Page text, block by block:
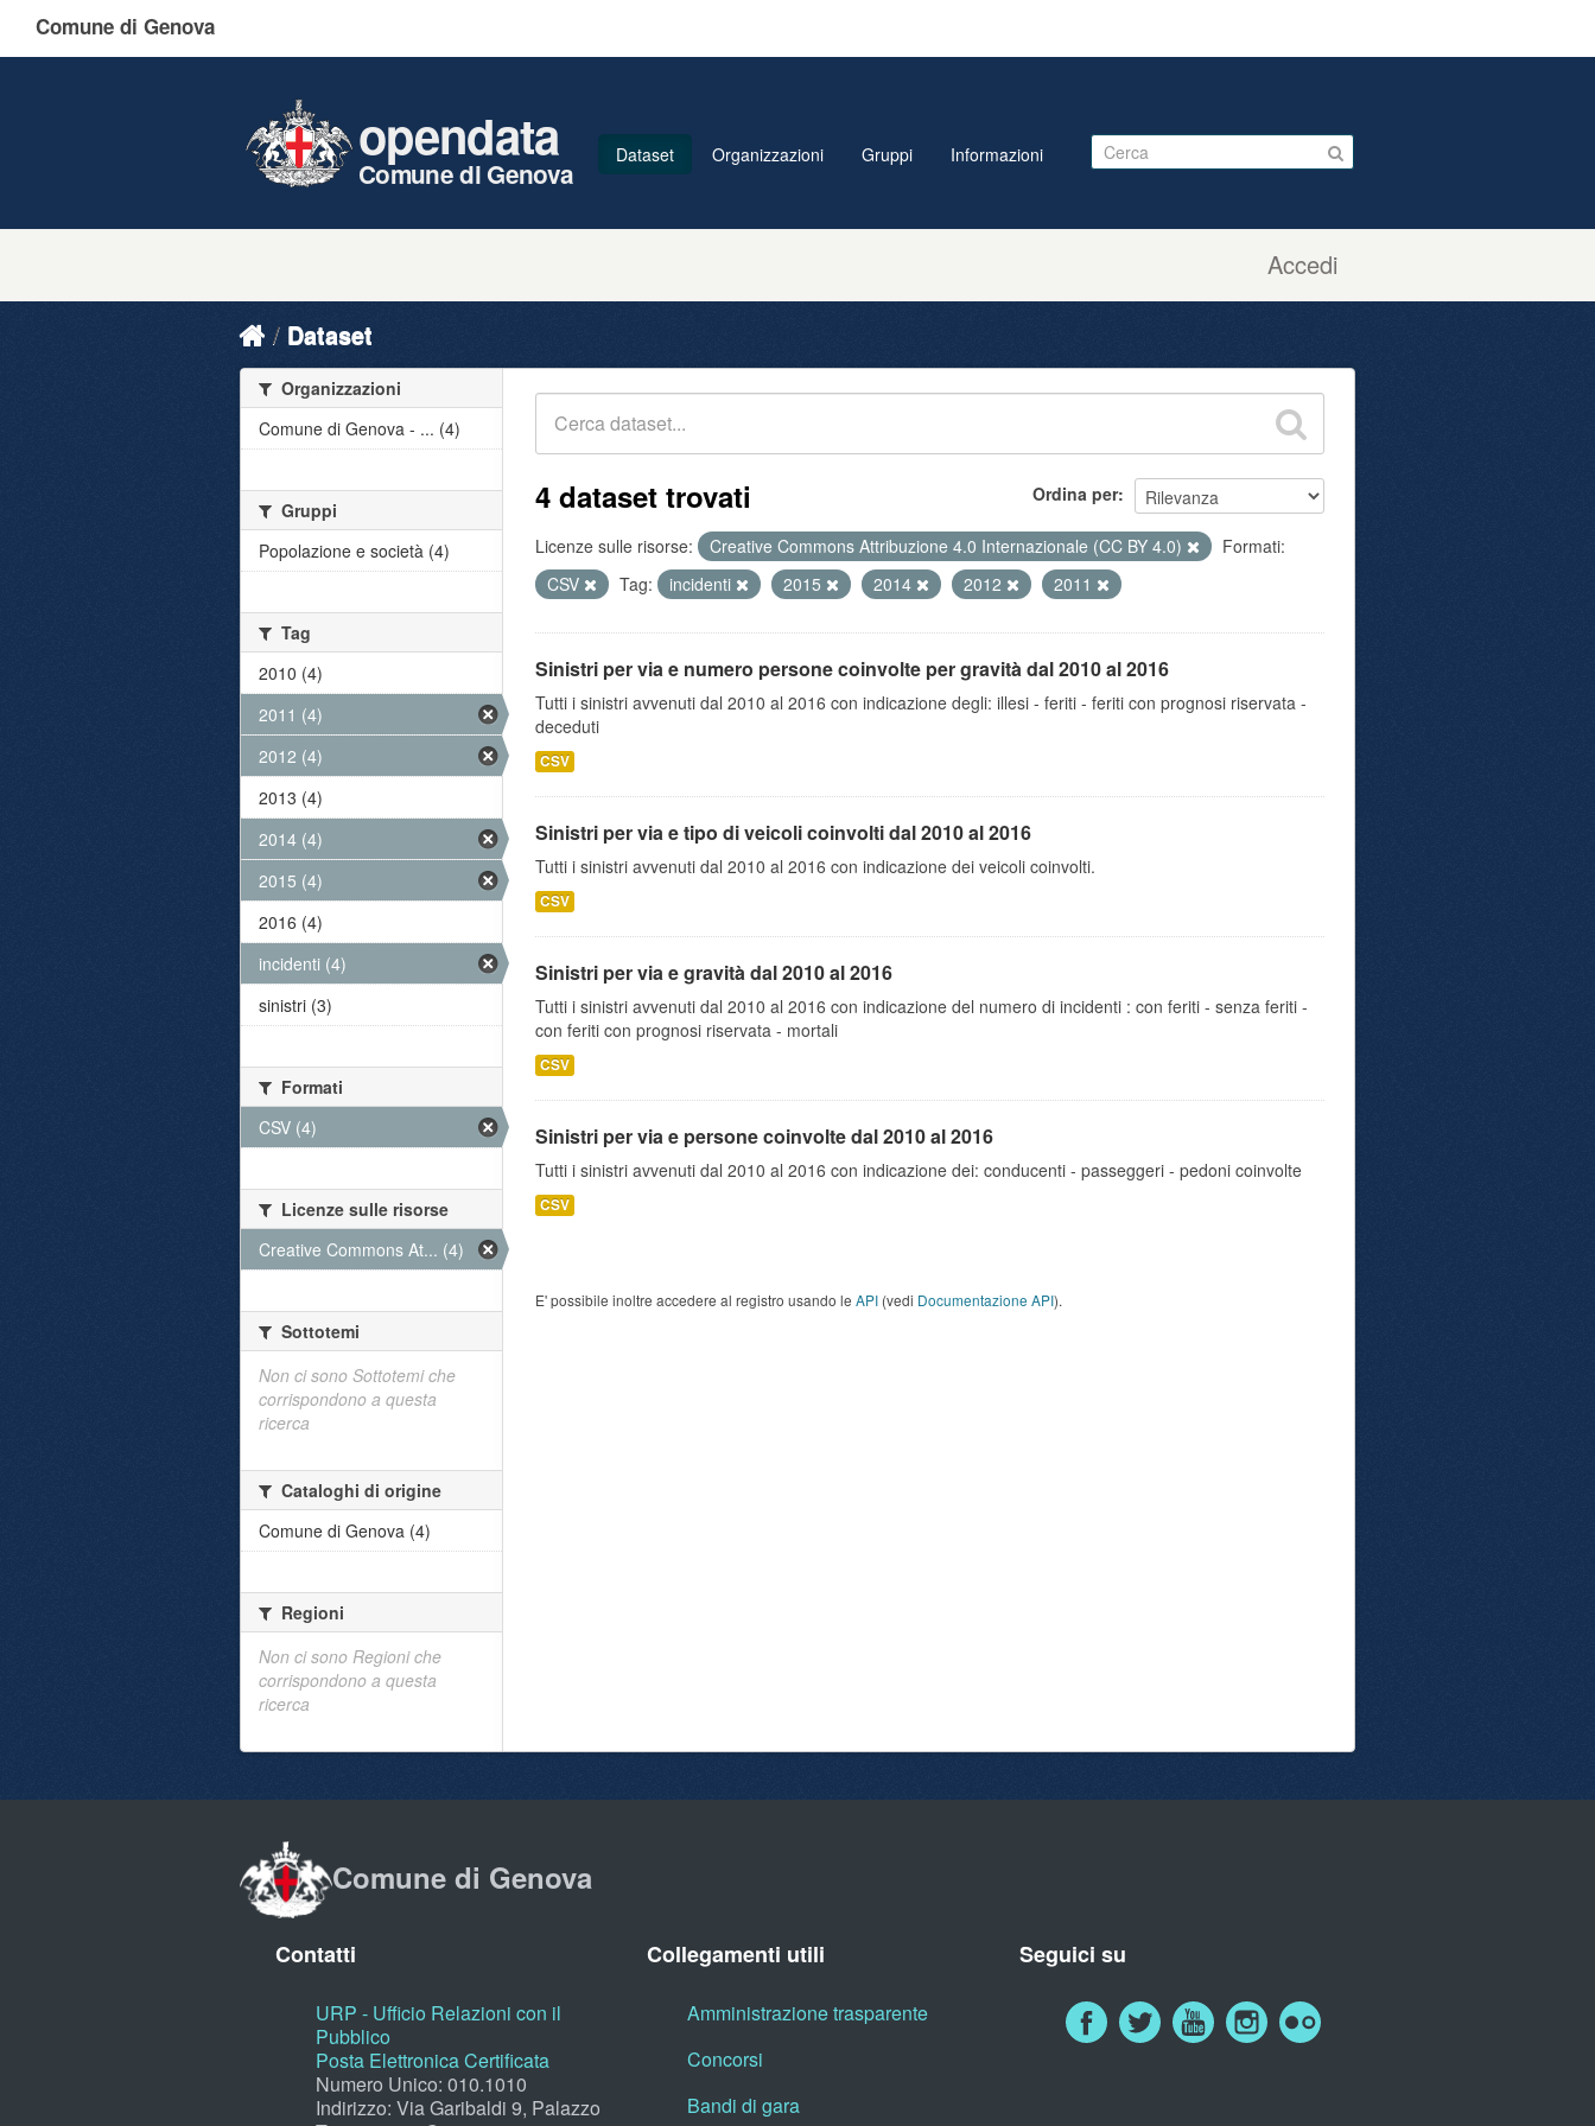
Comune di Genova
Accedi
opendata
Comune di Genova
Dataset Organizzazioni Gruppi Informazioni
Dataset
Ordina per
4 dataset trovati
Licenze sulle risorse: Creative Commons Attribuzione 4.0 Internazionale (CC BY 4.0)
Formati:
CSV
Tag: incidenti 2015 2014 2012 2011
Sinistri per via e numero persone coinvolte per gravità dal 2010 al 2016
Tutti i sinistri avvenuti dal 2010 al 2016 con indicazione degli: illesi - feriti - feriti con prognosi riservata -
deceduti
CSV
Sinistri per via e tipo di veicoli coinvolti dal 2010 al 2016
Tutti i sinistri avvenuti dal 2010 al 2016 con indicazione dei veicoli coinvolti.
CSV
Sinistri per via e gravità dal 2010 al 2016
Tutti i sinistri avvenuti dal 2010 al 2016 con indicazione del numero di incidenti : con feriti - senza feriti -
con feriti con prognosi riservata - mortali
CSV
Sinistri per via e persone coinvolte dal 2010 al 2016
Tutti i sinistri avvenuti dal 2010 al 2016 con indicazione dei: conducenti - passeggeri - pedoni coinvolte
CSV
E' possibile inoltre accedere al registro usando le API (vedi Documentazione API).
Organizzazioni
Comune di Genova - ... (4)
Gruppi
Popolazione e società (4)
Tag
2010 (4)
2011 (4)
2012 (4)
2013 (4)
2014 (4)
2015 (4)
2016 (4)
incidenti (4)
sinistri (3)
Formati
CSV (4)
Licenze sulle risorse
Creative Commons At... (4)
Sottotemi
Non ci sono Sottotemi che
corrispondono a questa
ricerca
Cataloghi di origine
Comune di Genova (4)
Regioni
Non ci sono Regioni che
corrispondono a questa
ricerca
Comune di Genova
Contatti
URP - Ufficio Relazioni con il
Pubblico
Posta Elettronica Certificata
Numero Unico: 010.1010
Indirizzo: Via Garibaldi 9, Palazzo
Collegamenti utili
Amministrazione trasparente
Concorsi
Bandi di gara
Seguici su